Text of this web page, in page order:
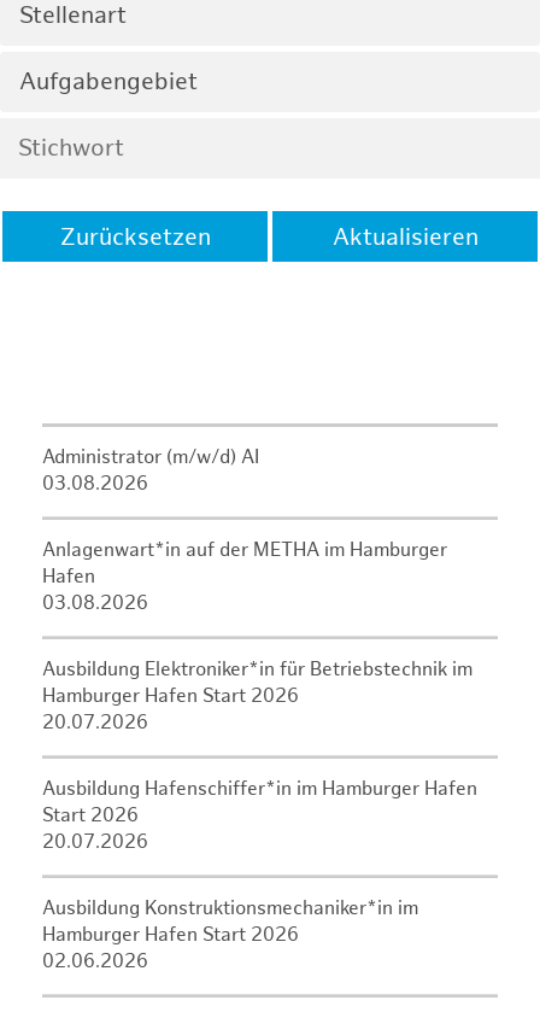
Stellenart
Aufgabengebiet
Zurücksetzen Aktualisieren
Administrator (m/w/d) AI
03.08.2026
Anlagenwart*in auf der METHA im Hamburger
Hafen
03.08.2026
Ausbildung Elektroniker*in für Betriebstechnik im
Hamburger Hafen Start 2026
20.07.2026
Ausbildung Hafenschiffer*in im Hamburger Hafen
Start 2026
20.07.2026
Ausbildung Konstruktionsmechaniker*in im
Hamburger Hafen Start 2026
02.06.2026